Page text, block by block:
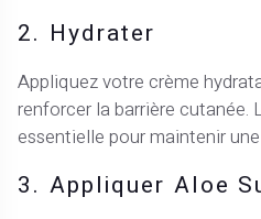
2. Hydrater
Appliquez votre crème
renforcer la barrière cutanée.
essentielle pour maintenir
3. Appliquer Aloe